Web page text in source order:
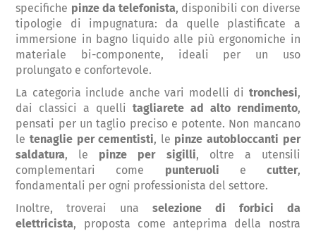
specifiche pinze da telefonista, disponibili con diverse
tipologie di impugnatura: da quelle plastificate a
immersione in bagno liquido alle più ergonomiche in
materiale bi-componente, ideali per un uso
prolungato e confortevole.
La categoria include anche vari modelli di tronchesi,
dai classici a quelli tagliarete ad alto rendimento,
pensati per un taglio preciso e potente. Non mancano
letenaglie per cementisti, le pinze autobloccanti per
saldatura, le pinze per sigilli, oltre a utensili
complementari come punteruoli e cutter,
fondamentali per ogni professionista del settore.
Inoltre, troverai una selezione di forbici da
elettricista, proposta come anteprima della nostra